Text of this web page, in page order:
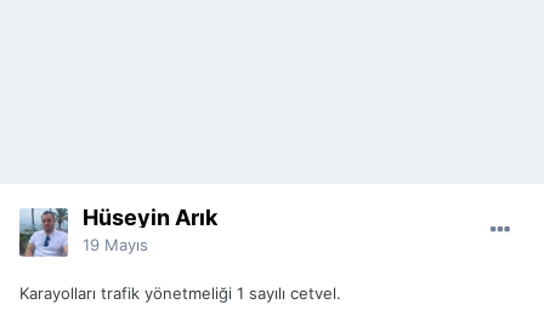
Hüseyin Arık
19 Mayıs
Karayolları trafik yönetmeliği 1 sayılı cetvel.